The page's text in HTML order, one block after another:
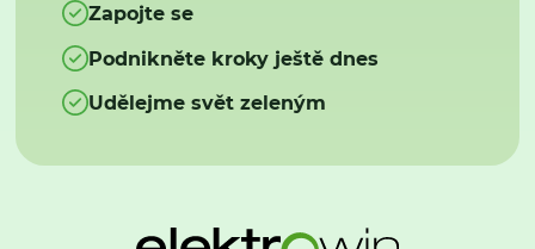
Zapojte se
Podnikněte kroky ještě dnes
Udělejme svět zeleným